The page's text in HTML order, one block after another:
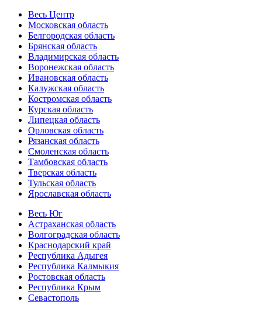
Весь Центр
Московская область
Белгородская область
Брянская область
Владимирская область
Воронежская область
Ивановская область
Калужская область
Костромская область
Курская область
Липецкая область
Орловская область
Рязанская область
Смоленская область
Тамбовская область
Тверская область
Тульская область
Ярославская область
Весь Юг
Астраханская область
Волгоградская область
Краснодарский край
Республика Адыгея
Республика Калмыкия
Ростовская область
Республика Крым
Севастополь